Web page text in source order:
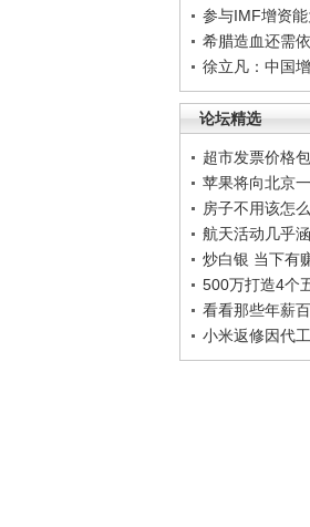
参与IMF增资
希腊造血还需
徐立凡：中国
论坛精选
超市发票价格
苹果将向北京
房子不用该怎
航天活动几乎
炒白银 当下有
500万打造4个
看看那些年薪
小米返修因代